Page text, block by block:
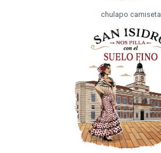
chulapo camiseta